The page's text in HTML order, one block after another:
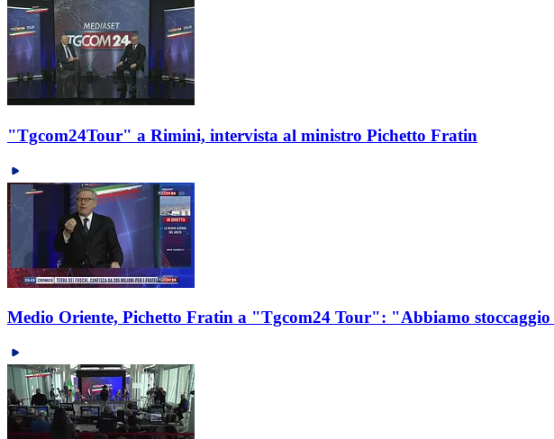
"Tgcom24Tour" a Rimini, intervista al ministro Pichetto Fratin
Medio Oriente, Pichetto Fratin a "Tgcom24 Tour": "Abbiamo